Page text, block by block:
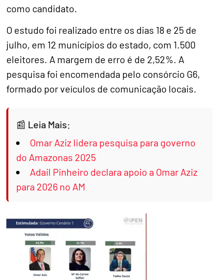
como candidato.
O estudo foi realizado entre os dias 18 e 25 de
julho, em 12 municípios do estado, com 1.500
eleitores. A margem de erro é de 2,52%. A
pesquisa foi encomendada pelo consórcio G6,
formado por veículos de comunicação locais.
Leia Mais:
Omar Aziz lidera pesquisa para governo
do Amazonas 2025
Adail Pinheiro declara apoio a Omar Aziz
para 2026 no AM